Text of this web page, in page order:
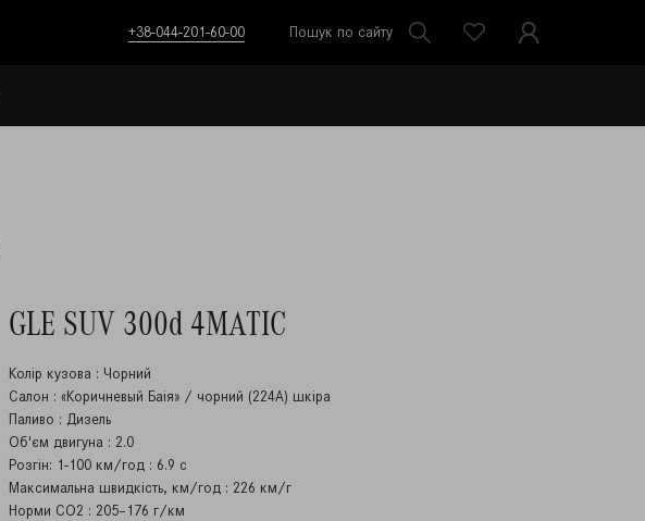
+38-044-201-60-00 Пошук по сайту
GLE SUV 300d 4MATIC
Колір кузова : Чорний
Салон : «Коричневый Баія» / чорний (224A) шкіра
Паливо : Дизель
Об'‎єм двигуна : 2.0
Розгін: 1-100 км/год : 6.9 с
Максимальна швидкість, км/год : 226 км/г
Норми СО2 : 205–176 г/км